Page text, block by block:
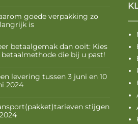
goede verpakking zo
is
betaalgemak dan ooit: Kies
betaalmethode die bij u past!
levering tussen 3 juni en 10
2024
stijgen